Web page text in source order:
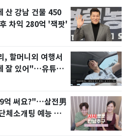
산 강남 건물 450
차익 280억 '잭팟'
할머니외 여행서
잘 있어"…유튜브
억 써요?"…삼전男
체소개팅 예능 화